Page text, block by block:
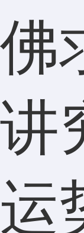
佛
讲
运